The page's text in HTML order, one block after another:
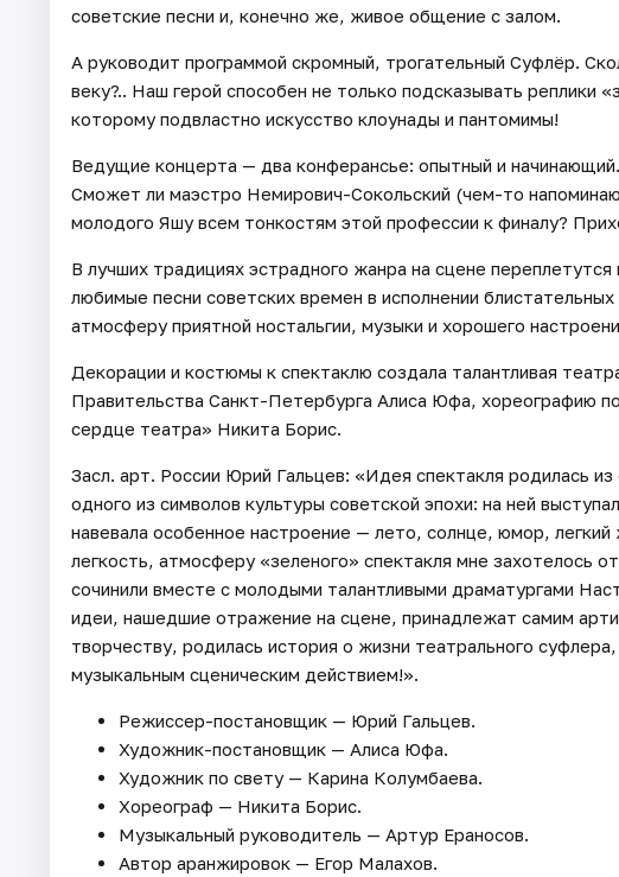
советские песни и, конечно же, живое общение с залом.
А руководит программой скромный, трогательный Суфлёр.
веку?.. Наш герой способен не только подсказывать реплики
которому подвластно искусство клоунады и пантомимы!
Ведущие концерта — два конферансье: опытный и
Сможет ли маэстро Немирович-Сокольский (чем-то
молодого Яшу всем тонкостям этой профессии к финалу?
В лучших традициях эстрадного жанра на сцене
любимые песни советских времен в исполнении
атмосферу приятной ностальгии, музыки и хорошего
Декорации и костюмы к спектаклю создала талантливая
Правительства Санкт-Петербурга Алиса Юфа, хореографию
сердце театра» Никита Борис.
Засл. арт. России Юрий Гальцев: «Идея спектакля родилась
одного из символов культуры советской эпохи: на ней
навевала особенное настроение — лето, солнце, юмор,
легкость, атмосферу «зеленого» спектакля мне захотелось
сочинили вместе с молодыми талантливыми драматургами
идеи, нашедшие отражение на сцене, принадлежат самим
творчеству, родилась история о жизни театрального
музыкальным сценическим действием!».
Режиссер-постановщик — Юрий Гальцев.
Художник-постановщик — Алиса Юфа.
Художник по свету — Карина Колумбаева.
Хореограф — Никита Борис.
Музыкальный руководитель — Артур Ераносов.
Автор аранжировок — Егор Малахов.